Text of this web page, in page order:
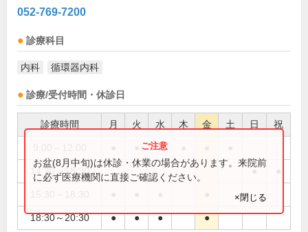
052-769-7200
診療科目
内科 循環器内科
診療/受付時間・休診日
診療時間 月 火 水 木 金 土 日 祝
●
14:30～18:30 ●
18:30～20:30 ● ● ● ●
お盆(8月中旬)は休診・休業の場合があります。来院前
に必ず医療機関に直接ご確認ください。
×閉じる